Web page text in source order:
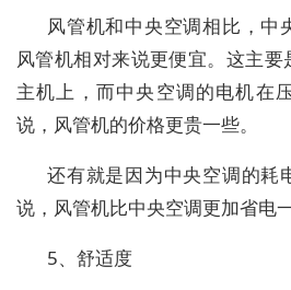
风管机和中央空调相比，中
风管机相对来说更便宜。这主
主机上，而中央空调的电机在
说，风管机的价格更贵一些。
还有就是因为中央空调的耗
说，风管机比中央空调更加省电一
5、舒适度